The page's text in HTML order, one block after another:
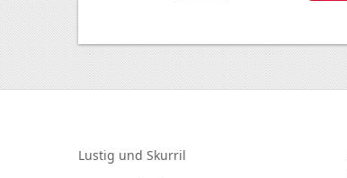
Lustig und Skurril